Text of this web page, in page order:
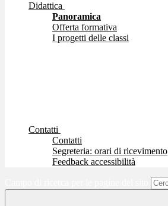
Didattica
Panoramica
Offerta formativa
I progetti delle classi
Contatti
Contatti
Segreteria: orari di ricevimento
Feedback accessibilità